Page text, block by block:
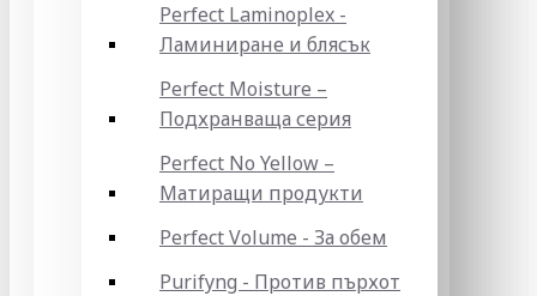
Perfect Laminoplex -
Ламиниране и блясък
Perfect Moisture –
Подхранваща серия
Perfect No Yellow –
Матиращи продукти
Perfect Volume - За обем
Purifyng - Против пърхот